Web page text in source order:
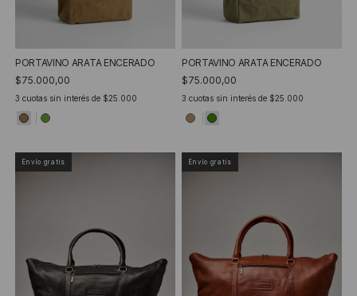
PORTAVINO ARATA ENCERADO
$75.000,00
3 cuotas sin interés de $25.000
PORTAVINO ARATA ENCERADO
$75.000,00
3 cuotas sin interés de $25.000
Envío gratis Envío gratis